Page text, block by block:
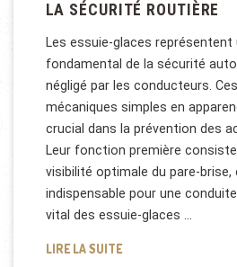
LA SÉCURITÉ ROUTIÈRE
Les essuie-glaces représentent
fondamental de la sécurité
négligé par les conducteurs.
mécaniques simples en
crucial dans la prévention des
Leur fonction première
visibilité optimale du pare-brise,
indispensable pour une
vital des essuie-glaces …
LIRE LA SUITEL’IMPORTANCE DES